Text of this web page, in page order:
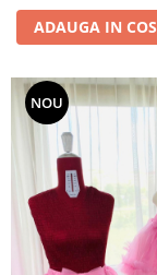
ADAUGA IN COS
NOU